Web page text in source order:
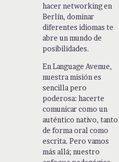
hacer networking en
Berlín, dominar
diferentes idiomas te
abre un mundo de
posibilidades.
En Language Avenue,
nuestra misión es
sencilla pero
poderosa: hacerte
comunicar como un
auténtico nativo, tanto
de forma oral como
escrita. Pero vamos
más allá; nuestro